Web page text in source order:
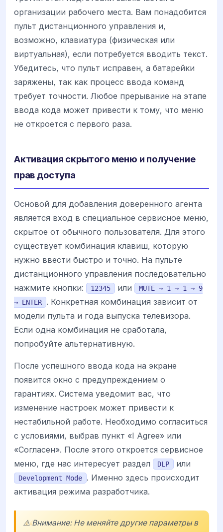
организации рабочего места. Вам понадобится
пульт дистанционного управления и,
возможно, клавиатура (физическая или
виртуальная), если потребуется вводить текст.
Убедитесь, что пульт исправен, а батарейки
заряжены, так как процесс ввода команд
требует точности. Любое прерывание на этапе
ввода кода может привести к тому, что меню
не откроется с первого раза.
Активация скрытого меню и получение
прав доступа
Основой для добавления доверенного агента
является вход в специальное сервисное меню,
скрытое от обычного пользователя. Для этого
существует комбинация клавиш, которую
нужно ввести быстро и точно. На пульте
дистанционного управления последовательно
нажмите кнопки:
12345 или
MUTE → 1 → 1 → 9
→ ENTER
. Конкретная комбинация зависит от
модели пульта и года выпуска телевизора.
Если одна комбинация не сработала,
попробуйте альтернативную.
После успешного ввода кода на экране
появится окно с предупреждением о
гарантиях. Система уведомит вас, что
изменение настроек может привести к
нестабильной работе. Необходимо согласиться
с условиями, выбрав пункт «I Agree» или
«Согласен». После этого откроется сервисное
меню, где нас интересует раздел
DLP или
Development Mode
. Именно здесь происходит
активация режима разработчика.
⚠️ Внимание: Не меняйте другие параметры в